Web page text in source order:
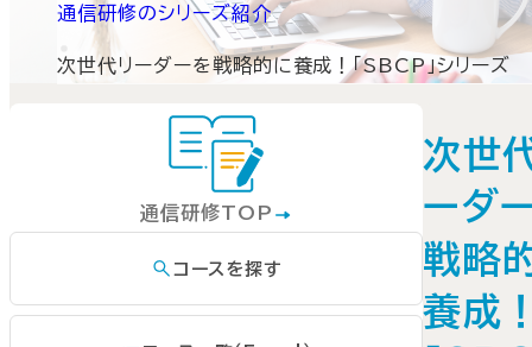
通信研修のシリーズ紹介
次世代リーダーを戦略的に養成！「SBCP」シリーズ
通信研修TOP
コースを探す
次世
ーダ
戦略
養成